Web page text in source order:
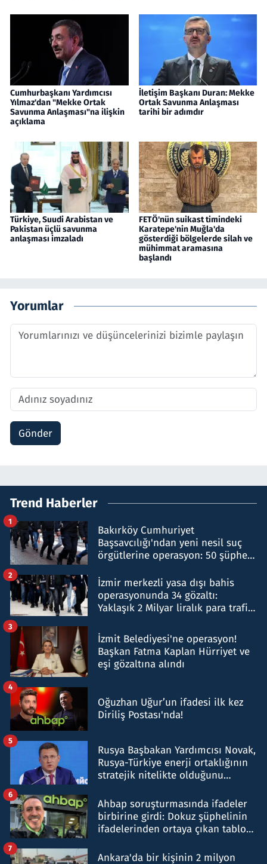
Cumhurbaşkanı Yardımcısı
Yılmaz'dan "Mekke Ortak
Savunma Anlaşması"na ilişkin
açıklama
İletişim Başkanı Duran: Mekke
Ortak Savunma Anlaşması
tarihi bir adımdır
Türkiye, Suudi Arabistan ve
Pakistan üçlü savunma
anlaşması imzaladı
FETÖ'nün suikast timindeki
Karatepe'nin Muğla'da
gösterdiği bölgelerde silah ve
mühimmat aramasına
başlandı
Yorumlar
Gönder
Trend Haberler
Bakırköy Cumhuriyet
Başsavcılığı'ndan yeni nesil suç
örgütlerine operasyon: 50 şüpheli
1
İzmir merkezli yasa dışı bahis
operasyonunda 34 gözaltı:
Yaklaşık 2 Milyar liralık para trafiği
2
İzmit Belediyesi'ne operasyon!
Başkan Fatma Kaplan Hürriyet ve
eşi gözaltına alındı
3
Oğuzhan Uğur’un ifadesi ilk kez
Diriliş Postası'nda!
4
Rusya Başbakan Yardımcısı Novak,
Rusya-Türkiye enerji ortaklığının
stratejik nitelikte olduğunu
5
Ahbap soruşturmasında ifadeler
birbirine girdi: Dokuz şüphelinin
ifadelerinden ortaya çıkan tablo
6
Ankara'da bir kişinin 2 milyon
7